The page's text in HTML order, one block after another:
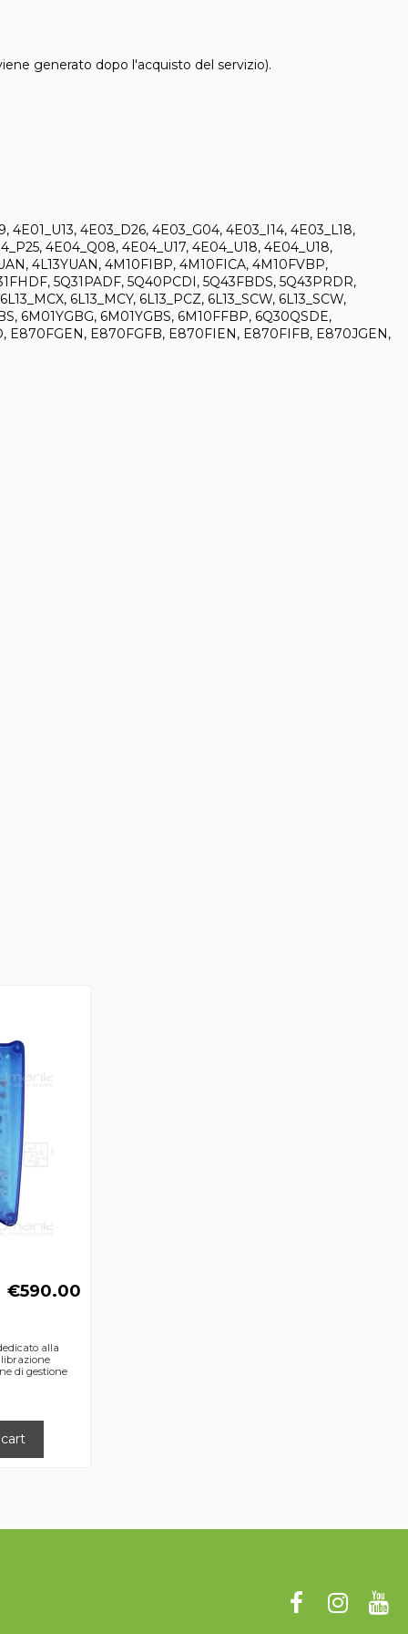
generato dopo l'acquisto del servizio).
4E01_U13, 4E03_D26, 4E03_G04, 4E03_I14, 4E03_L18,
4E04_Q08, 4E04_U17, 4E04_U18, 4E04_U18,
4L13YUAN, 4M10FIBP, 4M10FICA, 4M10FVBP,
5Q31PADF, 5Q40PCDI, 5Q43FBDS, 5Q43PRDR,
6L13_MCY, 6L13_PCZ, 6L13_SCW, 6L13_SCW,
6M01YGBG, 6M01YGBS, 6M10FFBP, 6Q30QSDE,
E870FGEN, E870FGFB, E870FIEN, E870FIFB, E870JGEN,
€590.00
alla
di gestione